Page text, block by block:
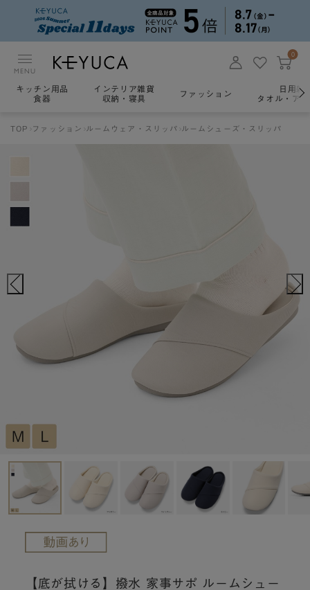
MENU
0
キッチン用品
食器
インテリア雑貨
収納・寝具
ファッション
日用雑
タオル・ア
TOP ファッション ルームウェア・スリッパ ルームシューズ・スリッパ
【底が拭ける】撥水 家事サポ ルームシュー